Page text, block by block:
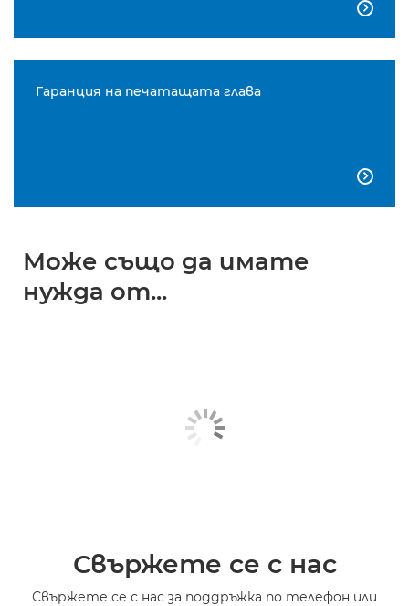

Гаранция на печатащата глава

Може също да имате
нужда от...
Свържете се с нас
Свържете се с нас за поддръжка по телефон или